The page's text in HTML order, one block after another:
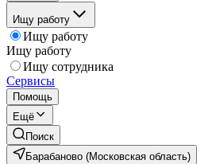
Ищу работу
Ищу работу
Ищу работу
Ищу сотрудника
Сервисы
Помощь
Ещё
Поиск
Барабаново (Московская область)